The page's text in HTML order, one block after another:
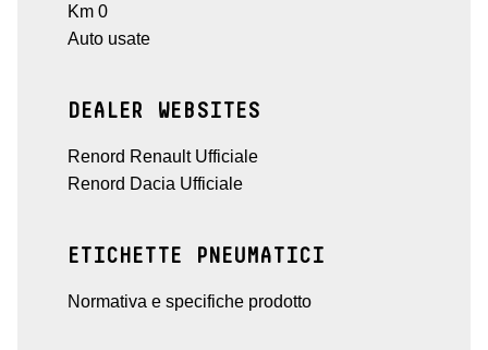
Km 0
Auto usate
DEALER WEBSITES
Renord Renault Ufficiale
Renord Dacia Ufficiale
ETICHETTE PNEUMATICI
Normativa e specifiche prodotto